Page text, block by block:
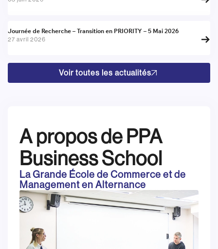
Actualité
Journée de Recherche – Transition en PRIORITY – 5 Mai 2026
27 avril 2026
Voir toutes les actualités
A propos de PPA
Business School
La Grande École de Commerce et de
Management en Alternance